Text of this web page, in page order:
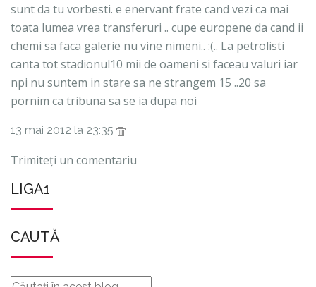
sunt da tu vorbesti. e enervant frate cand vezi ca mai
toata lumea vrea transferuri .. cupe europene da cand ii
chemi sa faca galerie nu vine nimeni.. :(.. La petrolisti
canta tot stadionul10 mii de oameni si faceau valuri iar
npi nu suntem in stare sa ne strangem 15 ..20 sa
pornim ca tribuna sa se ia dupa noi
13 mai 2012 la 23:35
Trimiteți un comentariu
LIGA1
CAUTĂ